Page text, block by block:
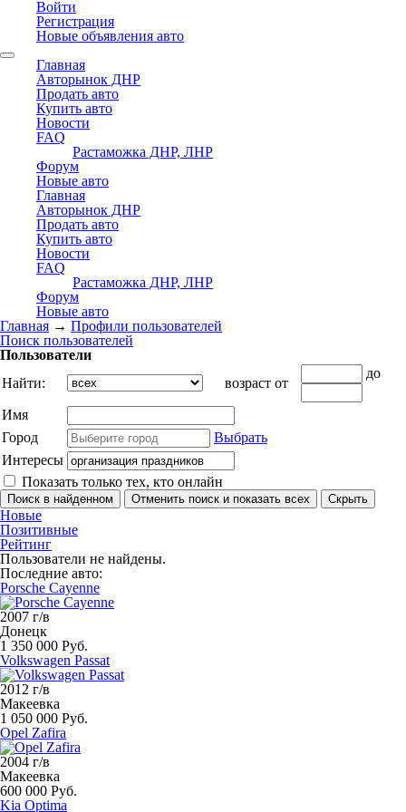
Войти
Регистрация
Новые объявления авто
Главная
Авторынок ДНР
Продать авто
Купить авто
Новости
FAQ
Растаможка ДНР, ЛНР
Форум
Новые авто
Главная
Авторынок ДНР
Продать авто
Купить авто
Новости
FAQ
Растаможка ДНР, ЛНР
Форум
Новые авто
Главная → Профили пользователей
Поиск пользователей
Пользователи
Найти:
возраст от
до
Имя
Город
Выбрать
Интересы
Показать только тех, кто онлайн
Новые
Позитивные
Рейтинг
Пользователи не найдены.
Последние авто:
Porsche Cayenne
2007 г/в
Донецк
1 350 000 Руб.
Volkswagen Passat
2012 г/в
Макеевка
1 050 000 Руб.
Opel Zafira
2004 г/в
Макеевка
600 000 Руб.
Kia Optima